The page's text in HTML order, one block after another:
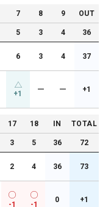
7 8 9 OUT
5 3 4 36
6 3 4 37
+1 ー ー +1
17 18 IN TOTAL
3 5 36 72
2 4 36 73
-1 -1
0 +1